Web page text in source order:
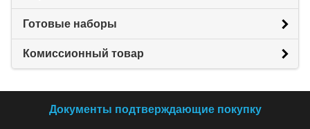
Готовые наборы
Комиссионный товар
Документы подтверждающие покупку